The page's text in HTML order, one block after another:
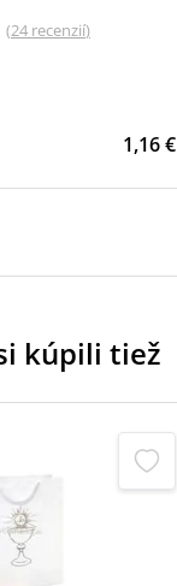
(24 recenzií)
1,16 €
kúpili tiež